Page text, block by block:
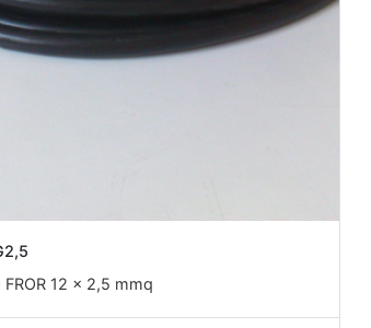
FROR 12 x 2,5 mmq